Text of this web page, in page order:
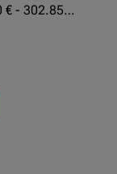
244.734,00 € - 302.855,00 €